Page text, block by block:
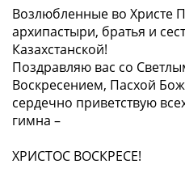
Возлюбленные во Христе
архипастыри, братья и
Казахстанской!
Поздравляю вас со
Воскресением, Пасхой
сердечно приветствую
гимна –
ХРИСТОС ВОСКРЕСЕ!